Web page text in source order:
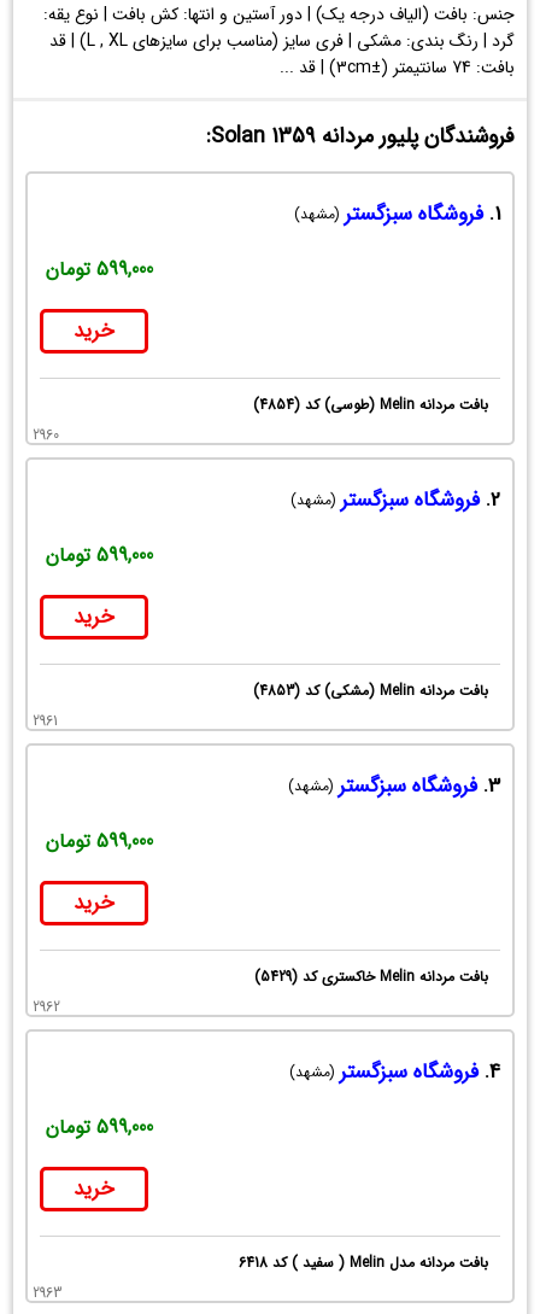
جنس: بافت (الیاف درجه یک) | دور آستین و انتها: کش بافت | نوع یقه:
گرد | رنگ بندی: مشکی | فری سایز (مناسب برای سایزهای L , XL) | قد
بافت: 74 سانتیمتر (±3cm) | قد ...
فروشندگان پلیور مردانه Solan 1359:
1. فروشگاه سبزگستر (مشهد)
599,000 تومان
خرید
بافت مردانه Melin (طوسی) کد (4854)
2960
2. فروشگاه سبزگستر (مشهد)
599,000 تومان
خرید
بافت مردانه Melin (مشکی) کد (4853)
2961
3. فروشگاه سبزگستر (مشهد)
599,000 تومان
خرید
بافت مردانه Melin خاکستری کد (5429)
2962
4. فروشگاه سبزگستر (مشهد)
599,000 تومان
خرید
بافت مردانه مدل Melin ( سفید ) کد 6418
2963